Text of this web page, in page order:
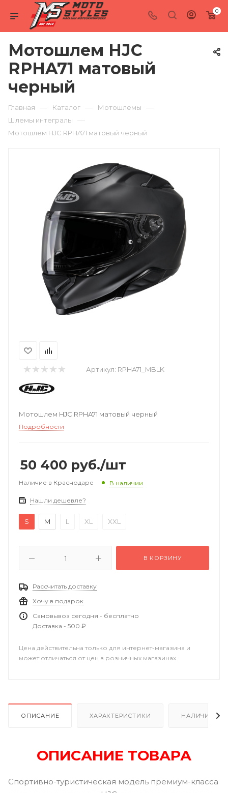
0
Мотошлем HJC
RPHA71 матовый
черный
Главная — Каталог — Мотошлемы —
Шлемы интегралы —
Мотошлем HJC RPHA71 матовый черный
Артикул: RPHA71_MBLK
Мотошлем HJC RPHA71 матовый черный
Подробности
50 400 руб./шт
Наличие в Краснодаре В наличии
Нашли дешевле?
S M L XL XXL
В КОРЗИНУ
Рассчитать доставку
Хочу в подарок
Самовывоз сегодня - бесплатно
Доставка - 500 ₽
Цена действительна только для интернет-магазина и
может отличаться от цен в розничных магазинах
ОПИСАНИЕ ХАРАКТЕРИСТИКИ НАЛИЧИЕ В
ОПИСАНИЕ ТОВАРА
Спортивно-туристическая модель премиум-класса